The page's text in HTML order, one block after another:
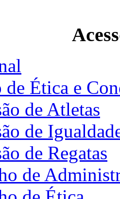
Ética e
de Atletas
de
de Regatas
de